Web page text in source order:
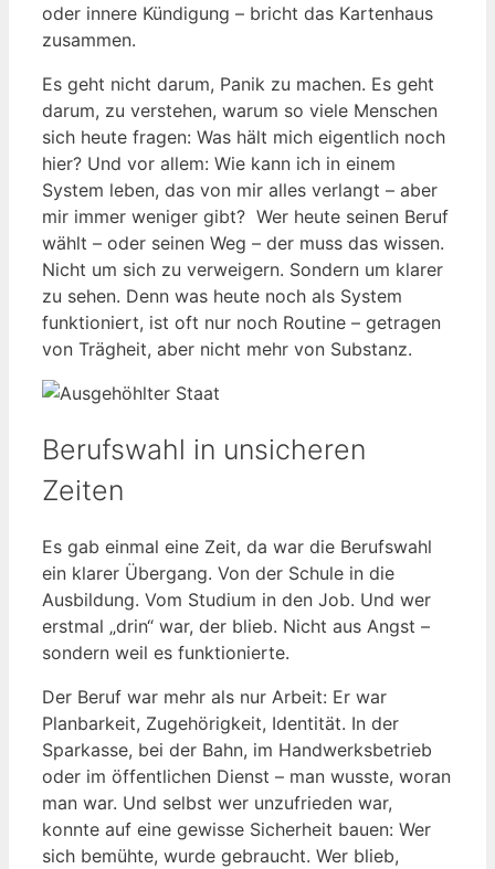
oder innere Kündigung – bricht das Kartenhaus
zusammen.
Es geht nicht darum, Panik zu machen. Es geht
darum, zu verstehen, warum so viele Menschen
sich heute fragen: Was hält mich eigentlich noch
hier? Und vor allem: Wie kann ich in einem
System leben, das von mir alles verlangt – aber
mir immer weniger gibt? Wer heute seinen Beruf
wählt – oder seinen Weg – der muss das wissen.
Nicht um sich zu verweigern. Sondern um klarer
zu sehen. Denn was heute noch als System
funktioniert, ist oft nur noch Routine – getragen
von Trägheit, aber nicht mehr von Substanz.
Berufswahl in unsicheren
Zeiten
Es gab einmal eine Zeit, da war die Berufswahl
ein klarer Übergang. Von der Schule in die
Ausbildung. Vom Studium in den Job. Und wer
erstmal „drin“ war, der blieb. Nicht aus Angst –
sondern weil es funktionierte.
Der Beruf war mehr als nur Arbeit: Er war
Planbarkeit, Zugehörigkeit, Identität. In der
Sparkasse, bei der Bahn, im Handwerksbetrieb
oder im öffentlichen Dienst – man wusste, woran
man war. Und selbst wer unzufrieden war,
konnte auf eine gewisse Sicherheit bauen: Wer
sich bemühte, wurde gebraucht. Wer blieb,